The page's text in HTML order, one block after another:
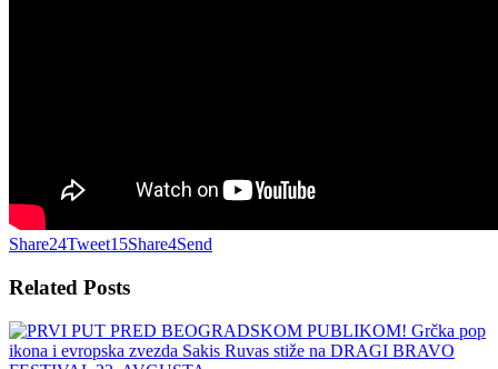
Share24Tweet15Share4Send
Related Posts